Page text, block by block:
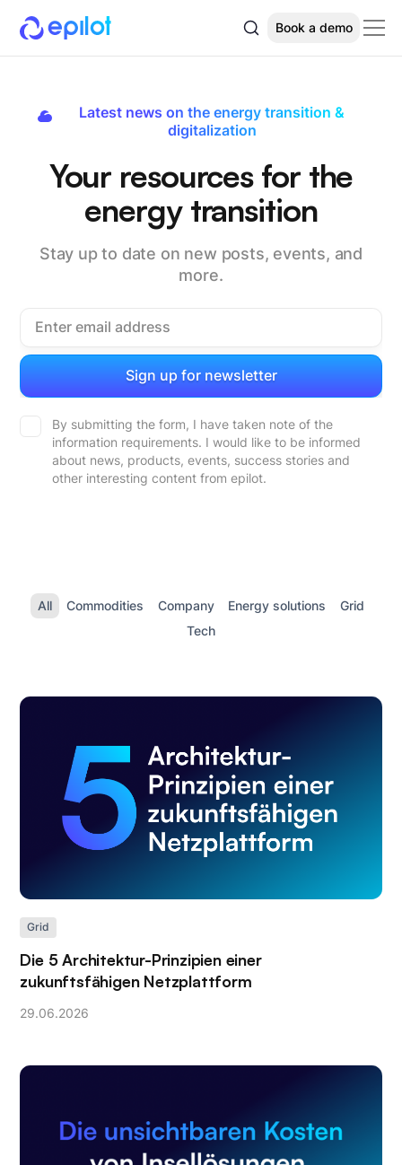
Book a demo
Latest news on the energy transition &
digitalization
Your resources for the
energy transition
Stay up to date on new posts, events, and
more.
By submitting the form, I have taken note of the
information requirements. I would like to be informed
about news, products, events, success stories and
other interesting content from epilot.
All Commodities Company Energy solutions
Grid
Tech
Grid
Die 5 Architektur-Prinzipien einer
zukunftsfähigen Netzplattform
29.06.2026